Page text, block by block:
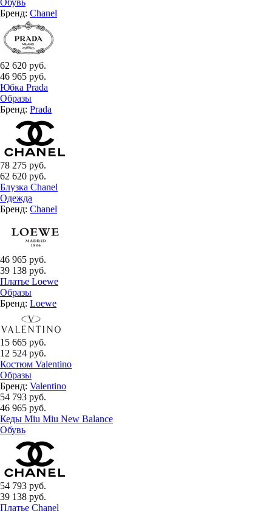
Бренд: Chanel
62 620 руб.
46 965 руб.
Юбка Prada
Образы
Бренд: Prada
78 275 руб.
62 620 руб.
Блузка Chanel
Одежда
Бренд: Chanel
46 965 руб.
39 138 руб.
Платье Loewe
Образы
Бренд: Loewe
15 665 руб.
12 524 руб.
Костюм Valentino
Образы
Бренд: Valentino
54 793 руб.
46 965 руб.
Кеды Miu Miu New Balance
Обувь
54 793 руб.
39 138 руб.
Платье Chanel